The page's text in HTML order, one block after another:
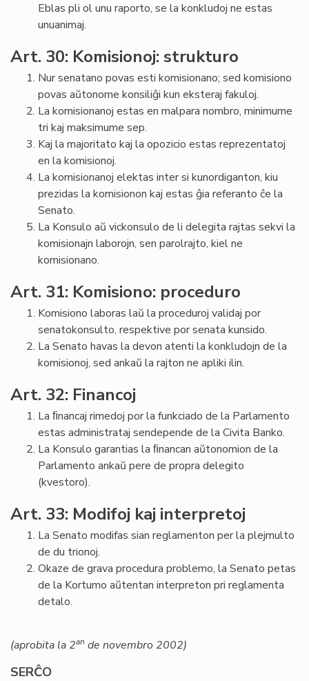
Eblas pli ol unu raporto, se la konkludoj ne estas
unuanimaj.
Art. 30: Komisionoj: strukturo
Nur senatano povas esti komisionano; sed komisiono
povas aŭtonome konsiliĝi kun eksteraj fakuloj.
La komisionanoj estas en malpara nombro, minimume
tri kaj maksimume sep.
Kaj la majoritato kaj la opozicio estas reprezentatoj
en la komisionoj.
La komisionanoj elektas inter si kunordiganton, kiu
prezidas la komisionon kaj estas ĝia referanto ĉe la
Senato.
La Konsulo aŭ vickonsulo de li delegita rajtas sekvi la
komisionajn laborojn, sen parolrajto, kiel ne
komisionano.
Art. 31: Komisiono: proceduro
Komisiono laboras laŭ la proceduroj validaj por
senatokonsulto, respektive por senata kunsido.
La Senato havas la devon atenti la konkludojn de la
komisionoj, sed ankaŭ la rajton ne apliki ilin.
Art. 32: Financoj
La ﬁnancaj rimedoj por la funkciado de la Parlamento
estas administrataj sendepende de la Civita Banko.
La Konsulo garantias la ﬁnancan aŭtonomion de la
Parlamento ankaŭ pere de propra delegito
(kvestoro).
Art. 33: Modifoj kaj interpretoj
La Senato modifas sian reglamenton per la plejmulto
de du trionoj.
Okaze de grava procedura problemo, la Senato petas
de la Kortumo aŭtentan interpreton pri reglamenta
detalo.
(aprobita la 2an de novembro 2002)
SERĈO